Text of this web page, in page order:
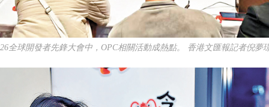
全球開發者先鋒大會中，OPC相關活動成熱點。 香港文匯報記者倪夢